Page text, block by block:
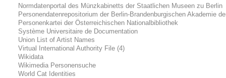
Normdatenportal des Münzkabinetts der Staatlichen Museen zu Berlin
Personendatenrepositorium der Berlin-Brandenburgischen Akademie
Personenkartei der Österreichischen Nationalbibliothek
Système Universitaire de Documentation
Union List of Artist Names
Virtual International Authority File (4)
Wikidata
Wikimedia Personensuche
World Cat Identities
ErgebnisKaiserhof 1.90 vom 21. Februar 2025